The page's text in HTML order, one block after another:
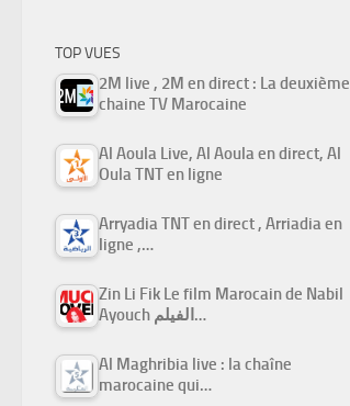
TOP VUES
2M live , 2M en direct : La deuxième
chaine TV Marocaine
Al Aoula Live, Al Aoula en direct, Al
Oula TNT en ligne
Arryadia TNT en direct , Arriadia en
ligne ,…
Zin Li Fik Le film Marocain de Nabil
Ayouch الفيلم…
Al Maghribia live : la chaîne
marocaine qui…